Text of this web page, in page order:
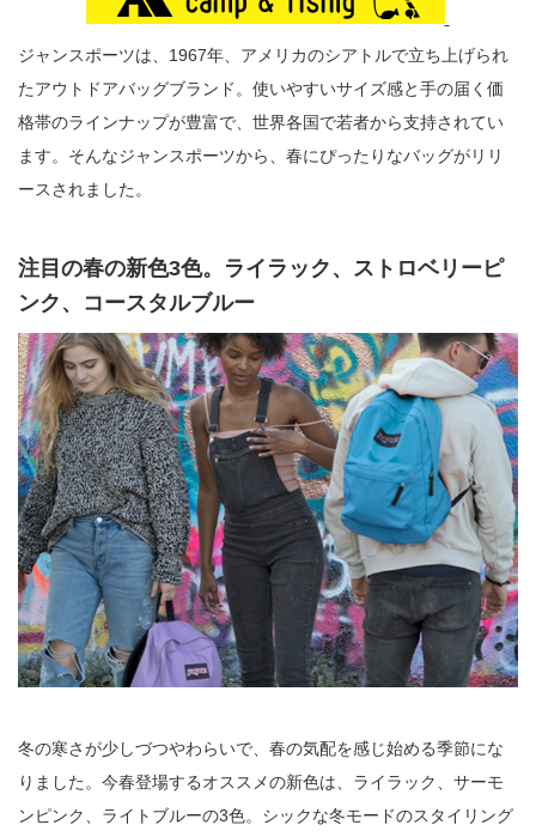
ジャンスポーツは、1967年、アメリカのシアトルで立ち上げられ
たアウトドアバッグブランド。使いやすいサイズ感と手の届く価
格帯のラインナップが豊富で、世界各国で若者から支持されてい
ます。そんなジャンスポーツから、春にぴったりなバッグがリリ
ースされました。
注目の春の新色3色。ライラック、ストロベリーピ
ンク、コースタルブルー
冬の寒さが少しづつやわらいで、春の気配を感じ始める季節にな
りました。今春登場するオススメの新色は、ライラック、サーモ
ンピンク、ライトブルーの3色。シックな冬モードのスタイリング